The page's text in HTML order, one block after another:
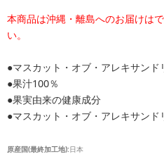
本商品は沖縄・離島へのお届けは
い。
●マスカット・オブ・アレキサンド
●果汁100％
●果実由来の健康成分
●マスカット・オブ・アレキサンド
原産国(最終加工地):日本